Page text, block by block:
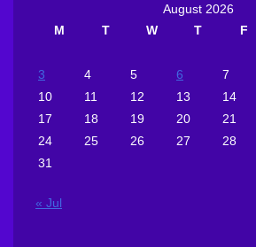
August 2026
M
T W T F
3
4 5 6 7
10
11 12 13 14
17
18 19 20 21
24
25 26 27 28
31
« Jul